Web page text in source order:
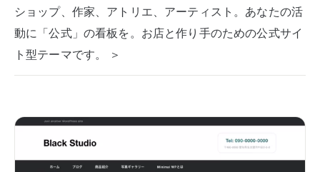
ショップ、作家、アトリエ、アーティスト。あなたの活
動に「公式」の看板を。お店と作り手のための公式サイ
ト型テーマです。 ＞